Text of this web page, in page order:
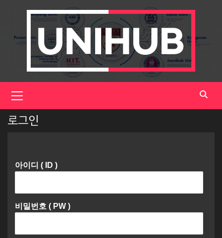
Menu
로그인
아이디 ( ID )
비밀번호 ( PW )